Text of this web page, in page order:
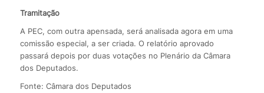
Tramitação
A PEC, com outra apensada, será analisada agora em uma
comissão especial, a ser criada. O relatório aprovado
passará depois por duas votações no Plenário da Câmara
dos Deputados.
Fonte: Câmara dos Deputados